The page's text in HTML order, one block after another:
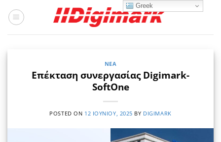
στο
ΝΈΑ
Επέκταση συνεργασίας Digimark-
SoftOne
POSTED ON 12 ΙΟΥΝΊΟΥ, 2025 BY DIGIMARK
Greek